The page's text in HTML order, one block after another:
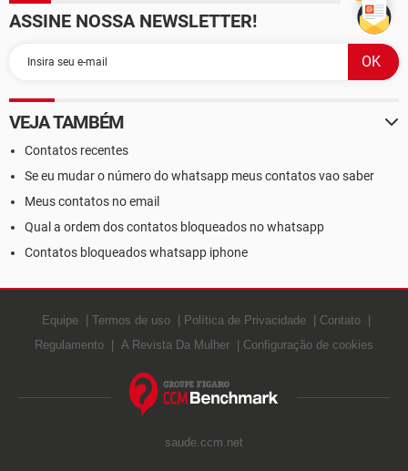
ASSINE NOSSA NEWSLETTER!
VEJA TAMBÉM
Contatos recentes
Se eu mudar o número do whatsapp meus contatos vao saber
Meus contatos no email
Qual a ordem dos contatos bloqueados no whatsapp
Contatos bloqueados whatsapp iphone
Equipe Termos de uso Política de Privacidade
Contato
Regulamento
A Revista Da Mulher Configuração de cookies
saude.ccm.net